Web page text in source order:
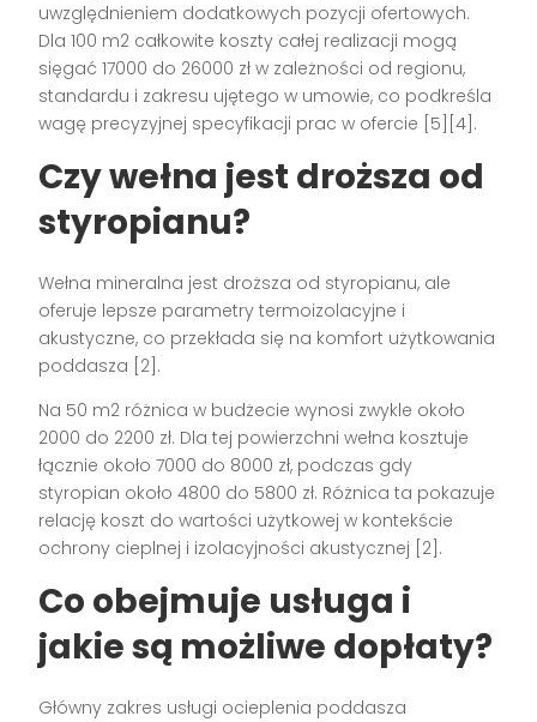
uwzględnieniem dodatkowych pozycji ofertowych.
Dla 100 m2 całkowite koszty całej realizacji mogą
sięgać 17000 do 26000 zł w zależności od regionu,
standardu i zakresu ujętego w umowie, co podkreśla
wagę precyzyjnej specyfikacji prac w ofercie [5][4].
Czy wełna jest droższa od
styropianu?
Wełna mineralna jest droższa od styropianu, ale
oferuje lepsze parametry termoizolacyjne i
akustyczne, co przekłada się na komfort użytkowania
poddasza [2].
Na 50 m2 różnica w budżecie wynosi zwykle około
2000 do 2200 zł. Dla tej powierzchni wełna kosztuje
łącznie około 7000 do 8000 zł, podczas gdy
styropian około 4800 do 5800 zł. Różnica ta pokazuje
relację koszt do wartości użytkowej w kontekście
ochrony cieplnej i izolacyjności akustycznej [2].
Co obejmuje usługa i
jakie są możliwe dopłaty?
Główny zakres usługi ocieplenia poddasza